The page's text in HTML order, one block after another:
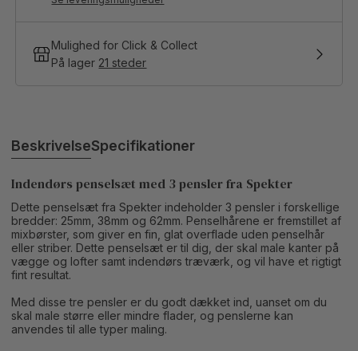
Mulighed for Click & Collect
På lager 21 steder
BeskrivelseSpecifikationer
Indendørs penselsæt med 3 pensler fra Spekter
Dette penselsæt fra Spekter indeholder 3 pensler i forskellige
bredder: 25mm, 38mm og 62mm. Penselhårene er fremstillet af
mixbørster, som giver en fin, glat overflade uden penselhår
eller striber. Dette penselsæt er til dig, der skal male kanter på
vægge og lofter samt indendørs træværk, og vil have et rigtigt
fint resultat.
Med disse tre pensler er du godt dækket ind, uanset om du
skal male større eller mindre flader, og penslerne kan
anvendes til alle typer maling.